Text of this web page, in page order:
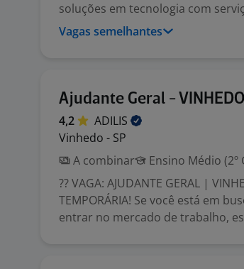
soluções em tecnologia com
Vagas semelhantes
Ajudante Geral - VINHEDO
4,2
ADILIS
Vinhedo - SP
A combinar
Ensino Médio (2º
?? VAGA: AJUDANTE GERAL |
TEMPORÁRIA! Se você está em
entrar no mercado de trabalho,